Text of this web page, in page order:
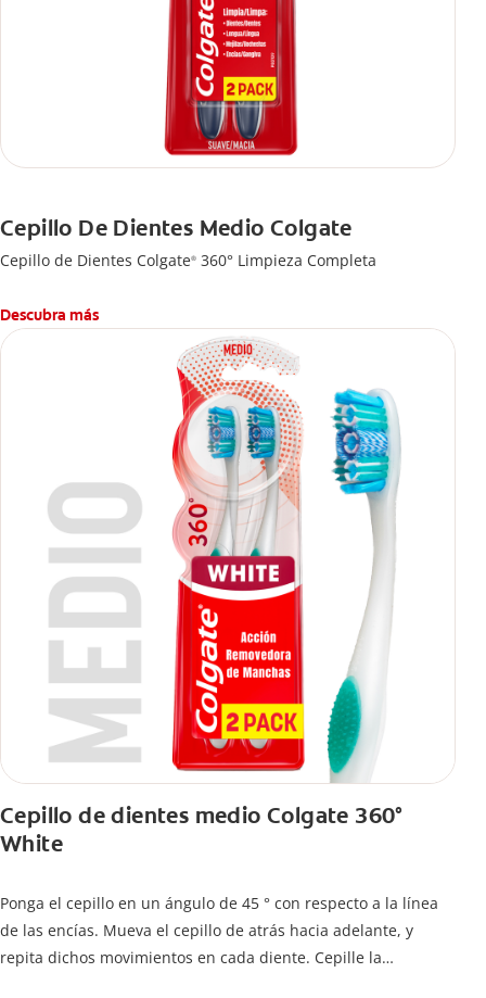
Cepillo De Dientes Medio Colgate
Cepillo de Dientes Colgate® 360° Limpieza Completa
Descubra más
Cepillo de dientes medio Colgate 360°
White
Ponga el cepillo en un ángulo de 45 ° con respecto a la línea
de las encías. Mueva el cepillo de atrás hacia adelante, y
repita dichos movimientos en cada diente. Cepille la